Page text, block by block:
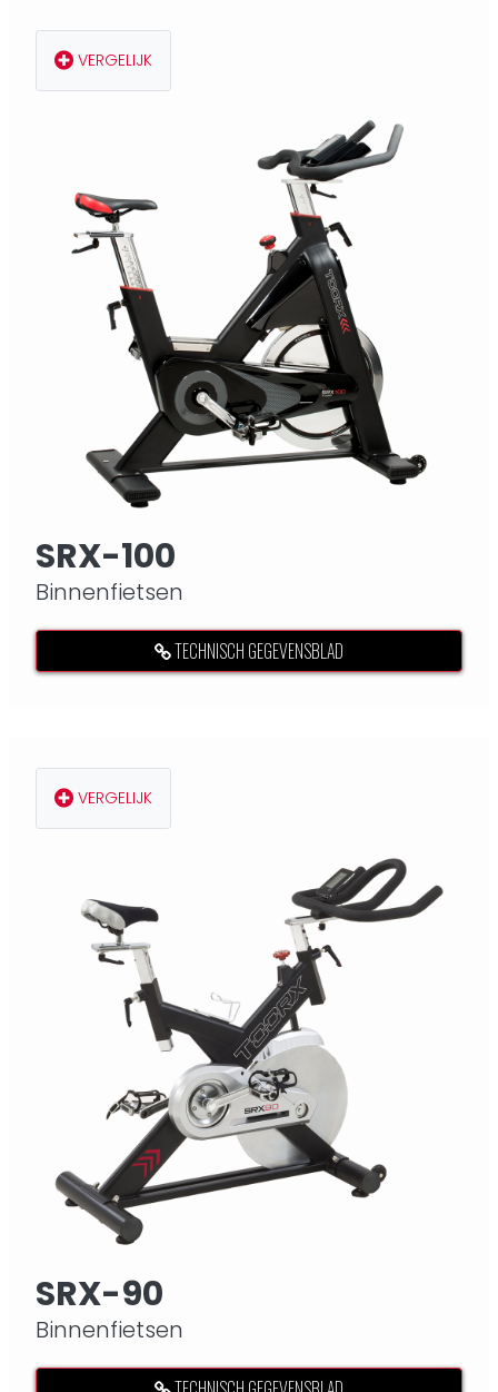
VERGELIJK
SRX-100
Binnenfietsen
TECHNISCH GEGEVENSBLAD
VERGELIJK
SRX-90
Binnenfietsen